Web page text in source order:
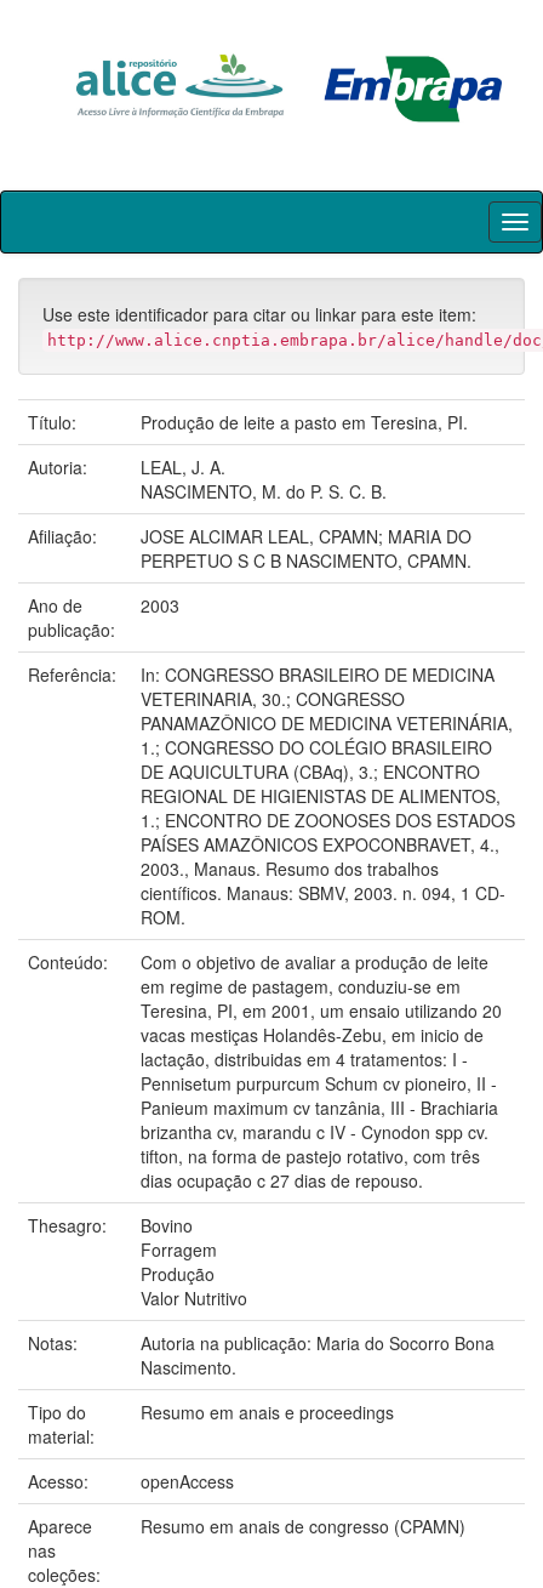
Skip
Use este identificador para citar ou linkar para este item:
http://www.alice.cnptia.embrapa.br/alice/handle/
Título:
Produção de leite a pasto em Teresina, PI.
Autoria:
LEAL, J. A.
NASCIMENTO, M. do P. S. C. B.
Afiliação:
JOSE ALCIMAR LEAL, CPAMN; MARIA DO
PERPETUO S C B NASCIMENTO, CPAMN.
Ano de
publicação:
2003
Referência:
In: CONGRESSO BRASILEIRO DE MEDICINA
VETERINARIA, 30.; CONGRESSO
PANAMAZÔNICO DE MEDICINA VETERINÁRIA,
1.; CONGRESSO DO COLÉGIO BRASILEIRO
DE AQUICULTURA (CBAq), 3.; ENCONTRO
REGIONAL DE HIGIENISTAS DE ALIMENTOS,
1.; ENCONTRO DE ZOONOSES DOS ESTADOS
PAÍSES AMAZÔNICOS EXPOCONBRAVET, 4.,
2003., Manaus. Resumo dos trabalhos
científicos. Manaus: SBMV, 2003. n. 094, 1 CD-
ROM.
Conteúdo:
Com o objetivo de avaliar a produção de leite
em regime de pastagem, conduziu-se em
Teresina, PI, em 2001, um ensaio utilizando 20
vacas mestiças Holandês-Zebu, em inicio de
lactação, distribuidas em 4 tratamentos: I -
Pennisetum purpurcum Schum cv pioneiro, II -
Panieum maximum cv tanzânia, III - Brachiaria
brizantha cv, marandu c IV - Cynodon spp cv.
tifton, na forma de pastejo rotativo, com três
dias ocupação c 27 dias de repouso.
Thesagro:
Bovino
Forragem
Produção
Valor Nutritivo
Notas:
Autoria na publicação: Maria do Socorro Bona
Nascimento.
Tipo do
material:
Resumo em anais e proceedings
Acesso:
openAccess
Aparece
nas
coleções:
Resumo em anais de congresso (CPAMN)